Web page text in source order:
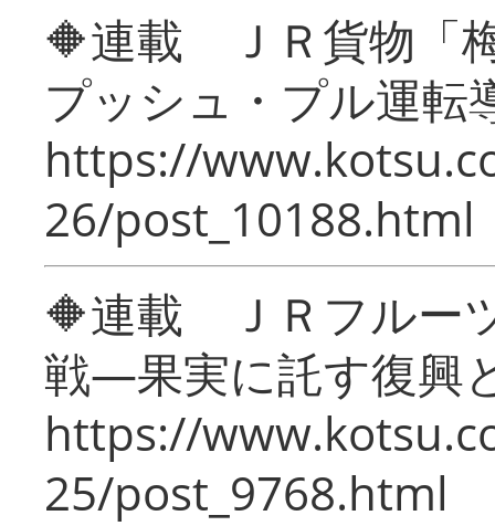
🔶連載 ＪＲ貨物「
プッシュ・プル運転
https://
26/post_10188.html
🔶連載 ＪＲフルー
戦―果実に託す復興
https://
25/post_9768.html